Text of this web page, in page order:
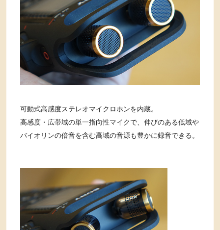
可動式高感度ステレオマイクロホンを内蔵。
高感度・広帯域の単一指向性マイクで、伸びのある低域や
バイオリンの倍音を含む高域の音源も豊かに録音できる。